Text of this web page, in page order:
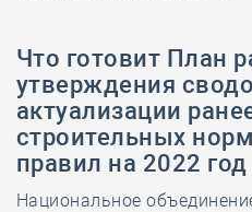
Что готовит План
утверждения
актуализации
строительных
правил на 2022 год
Национальное